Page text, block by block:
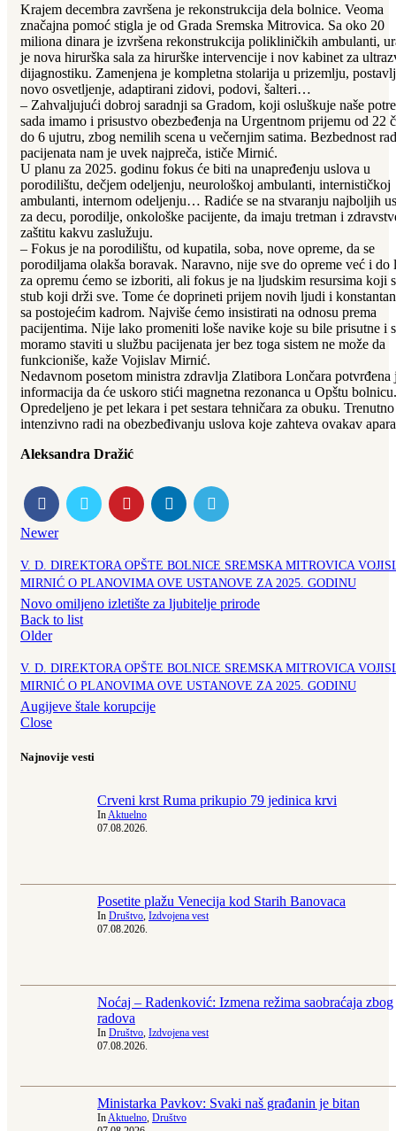
Krajem decembra završena je rekonstrukcija dela bolnice. Veoma
značajna pomoć stigla je od Grada Sremska Mitrovica. Sa oko 20
miliona dinara je izvršena rekonstrukcija polikliničkih ambulanti,
je nova hirurška sala za hirurške intervencije i nov kabinet za
dijagnostiku. Zamenjena je kompletna stolarija u prizemlju,
novo osvetljenje, adaptirani zidovi, podovi, šalteri…
– Zahvaljujući dobroj saradnji sa Gradom, koji osluškuje naše
sada imamo i prisustvo obezbeđenja na Urgentnom prijemu od 22
do 6 ujutru, zbog nemilih scena u večernjim satima. Bezbednost
pacijenata nam je uvek najpreča, ističe Mirnić.
U planu za 2025. godinu fokus će biti na unapređenju uslova u
porodilištu, dečjem odeljenju, neurološkoj ambulanti, internističkoj
ambulanti, internom odeljenju… Radiće se na stvaranju najboljih
za decu, porodilje, onkološke pacijente, da imaju tretman i
zaštitu kakvu zaslužuju.
– Fokus je na porodilištu, od kupatila, soba, nove opreme, da se
porodiljama olakša boravak. Naravno, nije sve do opreme već i do
za opremu ćemo se izboriti, ali fokus je na ljudskim resursima koji
stub koji drži sve. Tome će doprineti prijem novih ljudi i
sa postojećim kadrom. Najviše ćemo insistirati na odnosu prema
pacijentima. Nije lako promeniti loše navike koje su bile prisutne i
moramo staviti u službu pacijenata jer bez toga sistem ne može da
funkcioniše, kaže Vojislav Mirnić.
Nedavnom posetom ministra zdravlja Zlatibora Lončara potvrđena
informacija da će uskoro stići magnetna rezonanca u Opštu bolnicu.
Opredeljeno je pet lekara i pet sestara tehničara za obuku. Trenutno
intenzivno radi na obezbeđivanju uslova koje zahteva ovakav
Aleksandra Dražić
Newer
V. D. DIREKTORA OPŠTE BOLNICE SREMSKA MITROVICA
MIRNIĆ O PLANOVIMA OVE USTANOVE ZA 2025. GODINU
Novo omiljeno izletište za ljubitelje prirode
Back to list
Older
V. D. DIREKTORA OPŠTE BOLNICE SREMSKA MITROVICA
MIRNIĆ O PLANOVIMA OVE USTANOVE ZA 2025. GODINU
Augijeve štale korupcije
Close
Najnovije vesti
Crveni krst Ruma prikupio 79 jedinica krvi
InAktuelno
07.08.2026.
Posetite plažu Venecija kod Starih Banovaca
In Društvo, Izdvojena vest
07.08.2026.
Noćaj – Radenković: Izmena režima saobraćaja zbog
radova
In Društvo, Izdvojena vest
07.08.2026.
Ministarka Pavkov: Svaki naš građanin je bitan
In Aktuelno Društvo